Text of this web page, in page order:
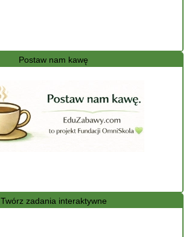
Postaw nam kawę
Twórz zadania interaktywne